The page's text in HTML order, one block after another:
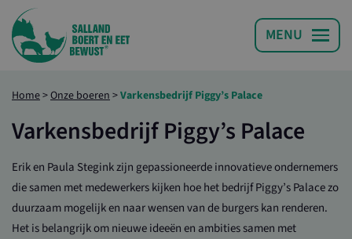
Home>Onze boeren >Varkensbedrijf Piggy’s Palace
Varkensbedrijf Piggy’s Palace
Erik en Paula Stegink zijn gepassioneerde innovatieve ondernemers
die samen met medewerkers kijken hoe het bedrijf Piggy’s Palace zo
duurzaam mogelijk en naar wensen van de burgers kan renderen.
Het is belangrijk om nieuwe ideeën en ambities samen met